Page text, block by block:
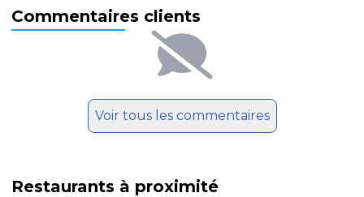
Commentaires clients
Voir tous les commentaires
Restaurants à proximité